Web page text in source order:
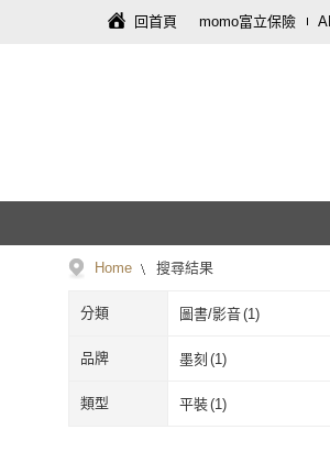
回首頁 momo富立保險
Home 搜尋結果
分類 圖書/影音(1)
品牌 墨刻 (1)
墨刻
類型 平裝(1)